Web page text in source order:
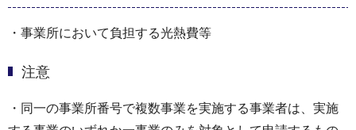
・事業所において負担する光熱費等
注意
・同一の事業所番号で複数事業を実施する事業者は、実施